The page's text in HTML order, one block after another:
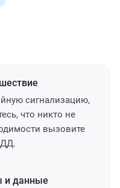
сигнализацию,
что никто не
вызовите
и данные